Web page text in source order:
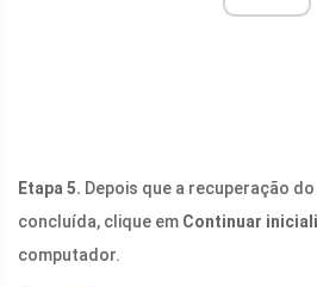
Etapa 5. Depois que a recuperação do
concluída, clique em Continuar
computador.